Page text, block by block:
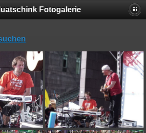
Fotogalerie